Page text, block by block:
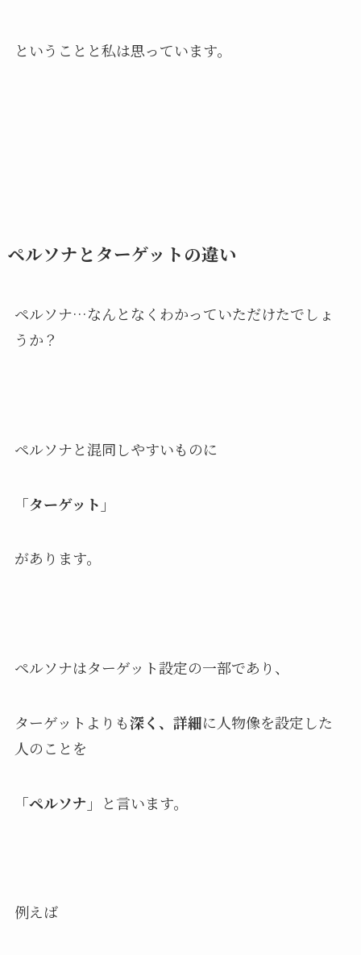
ということと私は思っています。
ペルソナとターゲットの違い
ペルソナ…なんとなくわかっていただけたでしょ
うか？
ペルソナと混同しやすいものに
「ターゲット」
があります。
ペルソナはターゲット設定の一部であり、
ターゲットよりも深く、詳細に人物像を設定した
人のことを
「ペルソナ」 と言います。
例えば